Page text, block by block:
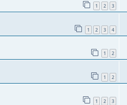
1 2 3
1 2 3 4
1 2
1 2
1 2 3